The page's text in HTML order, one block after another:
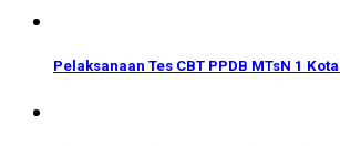
Pelaksanaan Tes CBT PPDB MTsN 1